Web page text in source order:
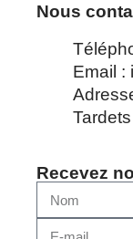
Nous
Email :
Tardets
Recevez